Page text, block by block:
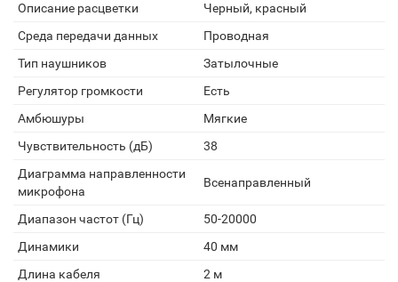
Описание расцветки
Черный, красный
Среда передачи данных
Проводная
Тип наушников
Затылочные
Регулятор громкости
Есть
Амбюшуры
Мягкие
Чувствительность (дБ)
38
Диаграмма направленности
микрофона
Всенаправленный
Диапазон частот (Гц)
50-20000
Динамики
40 мм
Длина кабеля
2 м